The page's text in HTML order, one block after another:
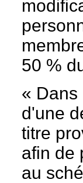
50 %
« Dans
d'une
titre
afin de
au